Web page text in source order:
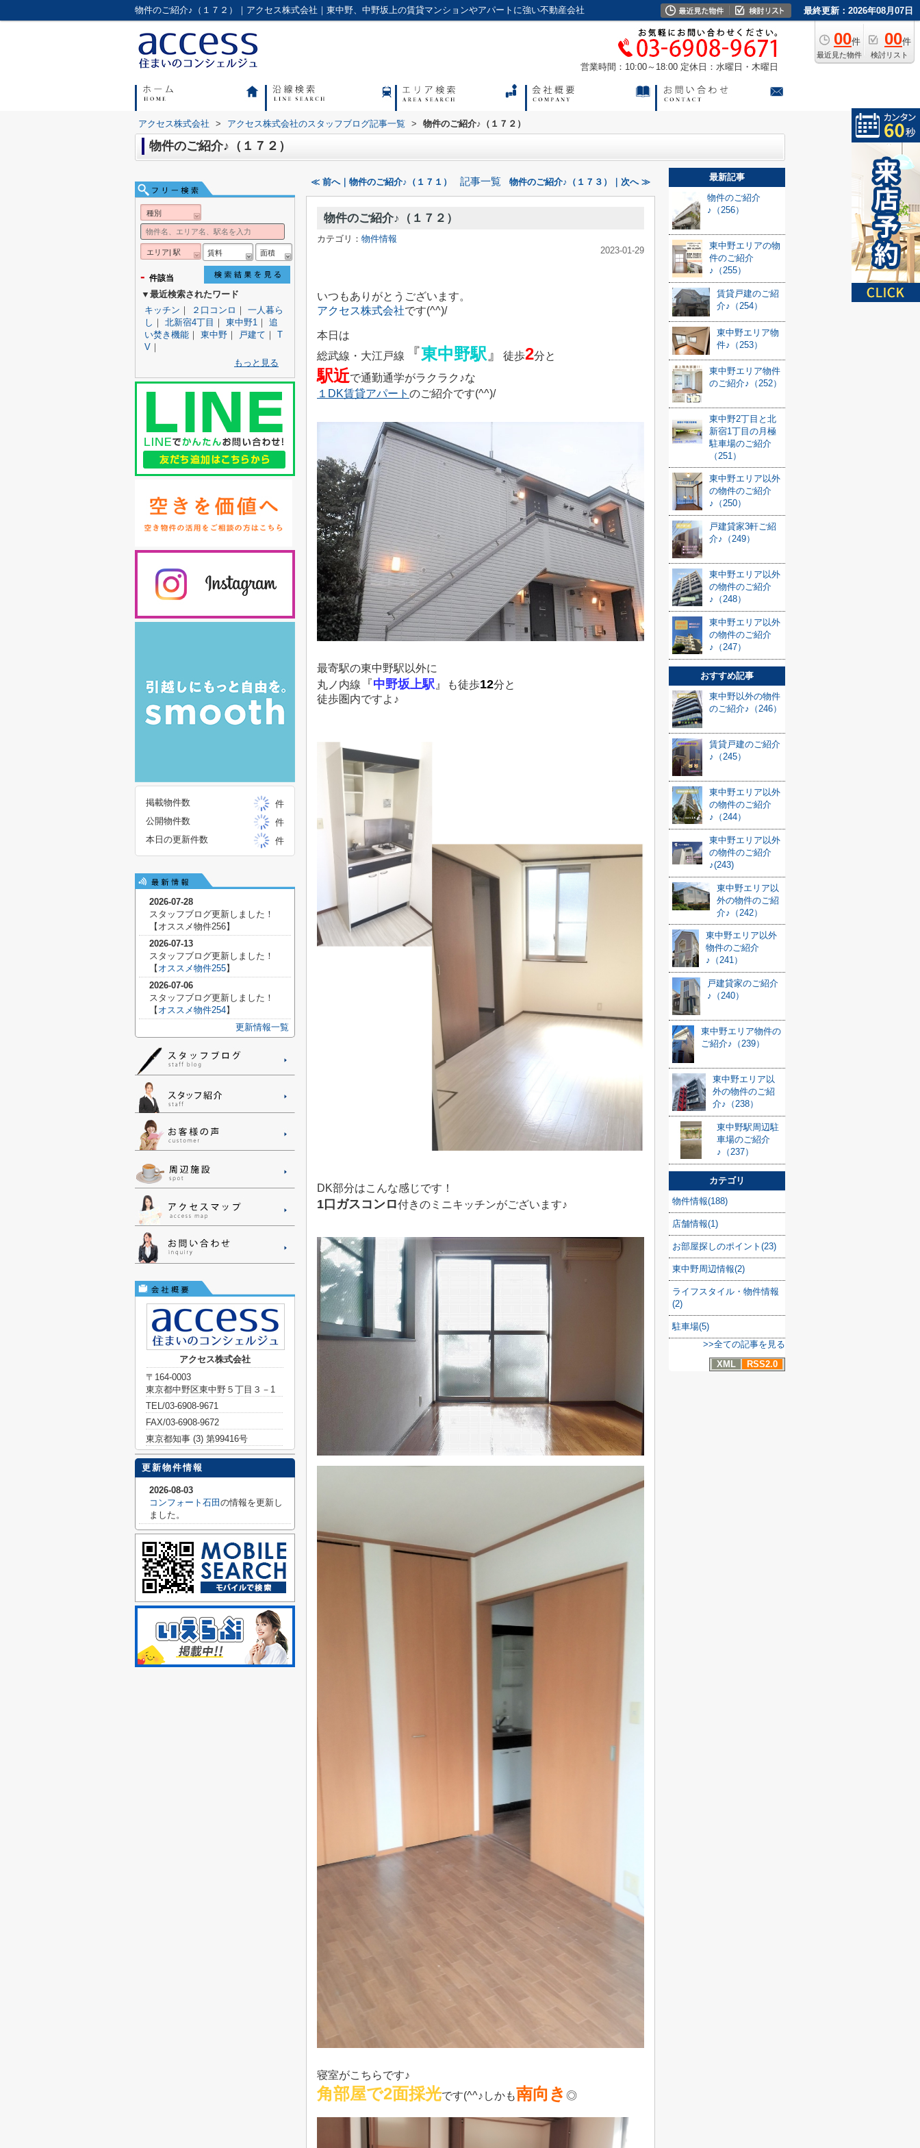
物件のご紹介♪（１７２）｜アクセス株式会社｜東中野、中野坂上の賃貸マンションやアパートに強い不動産会社 最終更新：2026年08月07日
00件
最近見た物件
00件
検討リスト
営業時間：10:00～18:00 定休日：水曜日・木曜日
アクセス株式会社 > アクセス株式会社のスタッフブログ記事一覧 > 物件のご紹介♪（１７２）
物件のご紹介♪（１７２）
≪ 前へ｜物件のご紹介♪（１７１） 記事一覧 物件のご紹介♪（１７３）｜次へ ≫
物件のご紹介♪（１７２）
カテゴリ： 物件情報
2023-01-29
いつもありがとうございます。
アクセス株式会社です(^^)/
本日は
総武線・大江戸線
『東中野駅 』 徒歩2分と
駅近で通勤通学がラクラク♪な
１DK賃貸アパート のご紹介です(^^)/
最寄駅の東中野駅以外に
丸ノ内線
『中野坂上駅 』 も徒歩12分と
徒歩圏内ですよ♪
DK部分はこんな感じです！
1口ガスコンロ付きのミニキッチンがございます♪
寝室がこちらです♪
角部屋で2面採光です(^^♪ しかも南向き ◎
最新記事
物件のご紹介
♪（256）
東中野エリアの物
件のご紹介
♪（255）
賃貸戸建のご紹
介♪（254）
東中野エリア物
件♪（253）
東中野エリア物件
のご紹介♪（252）
東中野2丁目と北
新宿1丁目の月極
駐車場のご紹介
（251）
東中野エリア以外
の物件のご紹介
♪（250）
戸建貸家3軒ご紹
介♪（249）
東中野エリア以外
の物件のご紹介
♪（248）
東中野エリア以外
の物件のご紹介
♪（247）
おすすめ記事
東中野以外の物件
のご紹介♪（246）
賃貸戸建のご紹介
♪（245）
東中野エリア以外
の物件のご紹介
♪（244）
東中野エリア以外
の物件のご紹介
♪(243)
東中野エリア以
外の物件のご紹
介♪（242）
東中野エリア以外
物件のご紹介
♪（241）
戸建貸家のご紹介
♪（240）
東中野エリア物件の
ご紹介♪（239）
東中野エリア以
外の物件のご紹
介♪（238）
東中野駅周辺駐
車場のご紹介
♪（237）
カテゴリ
物件情報(188)
店舗情報(1)
お部屋探しのポイント(23)
東中野周辺情報(2)
ライフスタイル・物件情報
(2)
駐車場(5)
>>全ての記事を見る
XML
RSS2.0
種別
エリア| 駅 賃料 面積
- 件該当
▼最近検索されたワード
キッチン ｜ ２口コンロ ｜ 一人暮ら
し ｜ 北新宿4丁目 ｜ 東中野1 ｜ 追
い焚き機能 ｜ 東中野 ｜ 戸建て ｜ T
V ｜
もっと見る
掲載物件数
件
公開物件数
件
本日の更新件数
件
2026-07-28
スタッフブログ更新しました！
【 オススメ物件256】
2026-07-13
スタッフブログ更新しました！
【 オススメ物件255】
2026-07-06
スタッフブログ更新しました！
【 オススメ物件254】
更新情報一覧
アクセス株式会社
〒164-0003
東京都中野区東中野５丁目３－1
TEL/03-6908-9671
FAX/03-6908-9672
東京都知事 (3) 第99416号
更新物件情報
2026-08-03
コンフォート石田 の情報を更新し
ました。